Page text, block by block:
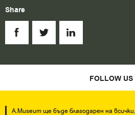
Share
FOLLOW US
A.Museum ще бъде благодарен на